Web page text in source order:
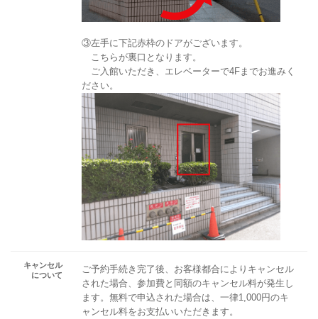
③左手に下記赤枠のドアがございます。
こちらが裏口となります。
ご入館いただき、エレベーターで4Fまでお進みく
ださい。
キャンセル
について
ご予約手続き完了後、お客様都合によりキャンセル
された場合、参加費と同額のキャンセル料が発生し
ます。無料で申込された場合は、一律1,000円のキ
ャンセル料をお支払いいただきます。